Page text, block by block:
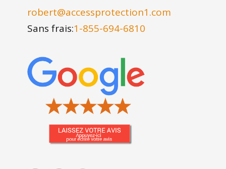
robert@accessprotection1.com
Sans frais:1-855-694-6810